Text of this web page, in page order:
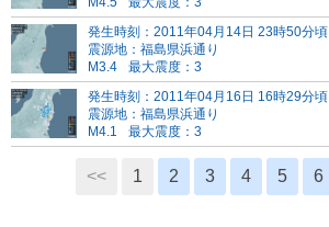
発生時刻：2011年04月14日 23時50分頃
震源地：福島県浜通り
M3.4
最大震度：3
発生時刻：2011年04月16日 16時29分頃
震源地：福島県浜通り
M4.1
最大震度：3
<< 1 2 3 4 5 6